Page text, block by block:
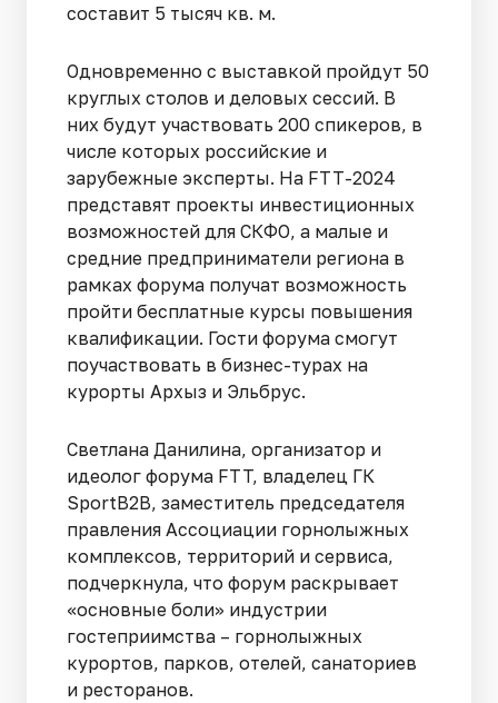
составит 5 тысяч кв. м.
Одновременно с выставкой пройдут 50
круглых столов и деловых сессий. В
них будут участвовать 200 спикеров, в
числе которых российские и
зарубежные эксперты. На FTT-2024
представят проекты инвестиционных
возможностей для СКФО, а малые и
средние предприниматели региона в
рамках форума получат возможность
пройти бесплатные курсы повышения
квалификации. Гости форума смогут
поучаствовать в бизнес-турах на
курорты Архыз и Эльбрус.
Светлана Данилина, организатор и
идеолог форума FTT, владелец ГК
SportB2B, заместитель председателя
правления Ассоциации горнолыжных
комплексов, территорий и сервиса,
подчеркнула, что форум раскрывает
«основные боли» индустрии
гостеприимства – горнолыжных
курортов, парков, отелей, санаториев
и ресторанов.